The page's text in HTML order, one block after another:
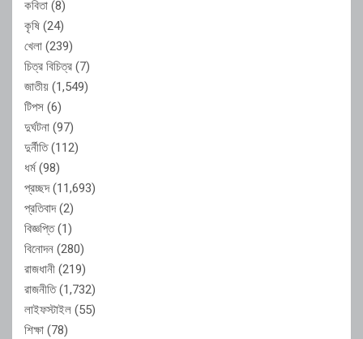
কবিতা (8)
কৃষি (24)
খেলা (239)
চিত্র বিচিত্র (7)
জাতীয় (1,549)
টিপস (6)
দুর্ঘটনা (97)
দুর্নীতি(112)
ধর্ম(98)
প্রচ্ছদ(11,693)
প্রতিবাদ(2)
বিজ্ঞপ্তি(1)
বিনোদন (280)
রাজধানী (219)
রাজনীতি(1,732)
লাইফস্টাইল (55)
শিক্ষা (78)